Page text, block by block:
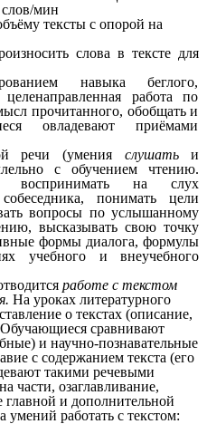
мин
тексты с опорой на
слова в тексте для
навыка беглого,
работа по
прочитанного, обобщать и
овладевают приёмами
речи (умения слушатьи
с обучением чтению.
воспринимать на слух
понимать цели
вопросы по услышанному
высказывать свою точку
формы диалога, формулы
учебного и внеучебного
работе с текстом
На уроках литературного
о текстах (описание,
сравнивают
и научно-познавательные
с содержанием текста (его
такими речевыми
части, озаглавливание,
главной и дополнительной
работать с текстом: